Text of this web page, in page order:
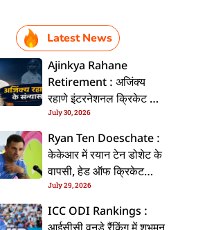
Latest News
Ajinkya Rahane
Retirement : अजिंक्य
रहाणे इंटरनेशनल क्रिकेट से
ललें संन्यास, सोशल मीडिया
पs पोस्ट कs के कइलें एलान
July 30, 2026
Ryan Ten Doeschate :
केकेआर में रयान टेन डोशेट के
वापसी, हेड ऑफ क्रिकेट
स्ट्रेटजी के जिम्मेदारी संभरिहें
July 29, 2026
ICC ODI Rankings :